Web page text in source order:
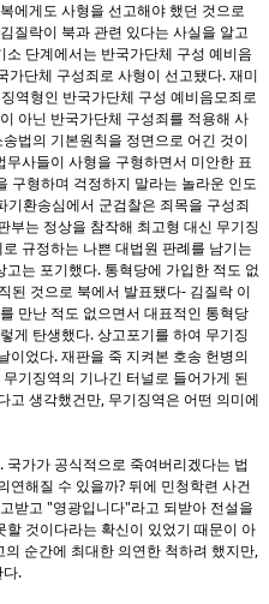
에게도 사형을 선고해야 했던 것으로
질락이 북과 관련 있다는 사실을 알고
단계에서는 반국가단체 구성 예비음
가단체 구성죄로 사형이 선고됐다. 재미
역형인 반국가단체 구성 예비음모죄로
아닌 반국가단체 구성죄를 적용해 사
송법의 기본원칙을 정면으로 어긴 것이
무사들이 사형을 구형하면서 미안한 표
구형하며 걱정하지 말라는 놀라운 인도
기환송심에서 군검찰은 죄목을 구성죄
부는 정상을 참작해 최고형 대신 무기징
규정하는 나쁜 대법원 판례를 남기는
고는 포기했다. 통혁당에 가입한 적도 없
된 것으로 북에서 발표됐다- 김질락 이
만난 적도 없으면서 대표적인 통혁당
게 탄생했다. 상고포기를 하여 무기징
이었다. 재판을 죽 지켜본 호송 헌병의
기징역의 기나긴 터널로 들어가게 된
고 생각했건만, 무기징역은 어떤 의미에
. 국가가 공식적으로 죽여버리겠다는 법
연해질 수 있을까? 뒤에 민청학련 사건
받고 "영광입니다"라고 되받아 전설을
할 것이다라는 확신이 있었기 때문이 아
순간에 최대한 의연한 척하려 했지만,
다.